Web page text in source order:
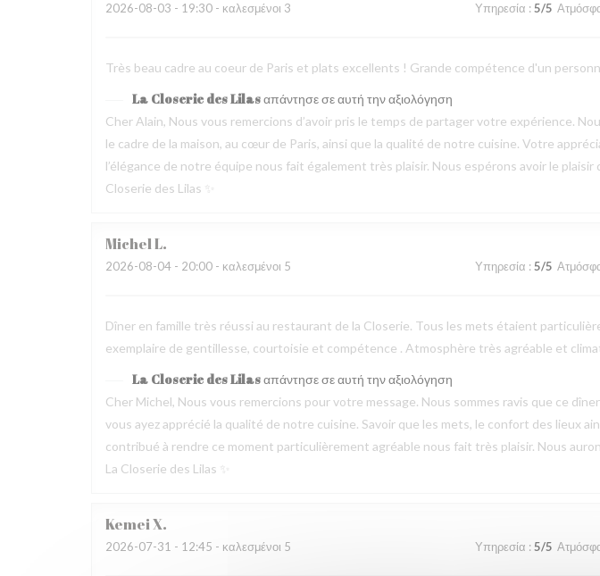
2026-08-03 - 19:30 - καλεσμένοι 3 Υπηρεσία : 5/5
Très beau cadre au coeur de Paris et plats excellents ! Grande compétence d'un
La Closerie des Lilasαπάντησε σε αυτή την αξιολόγηση
Cher Alain, Nous vous remercions d’avoir pris le temps de partager votre expérience.
le cadre de la maison, au cœur de Paris, ainsi que la qualité de notre cuisine. Votre
l’élégance de notre équipe nous fait également très plaisir. Nous espérons avoir le plaisir
Closerie des Lilas ✨
MichelL
2026-08-04 - 20:00 - καλεσμένοι 5 Υπηρεσία : 5/5
Dîner en famille très réussi au restaurant de la Closerie. Tous les mets étaient
exemplaire de gentillesse, courtoisie et compétence . Atmosphère très agréable et
La Closerie des Lilasαπάντησε σε αυτή την αξιολόγηση
Cher Michel, Nous vous remercions pour votre message. Nous sommes ravis que ce
vous ayez apprécié la qualité de notre cuisine. Savoir que les mets, le confort des lieux
contribué à rendre ce moment particulièrement agréable nous fait très plaisir. Nous
La Closerie des Lilas ✨
KemeiX
2026-07-31 - 12:45 - καλεσμένοι 5 Υπηρεσία : 5/5